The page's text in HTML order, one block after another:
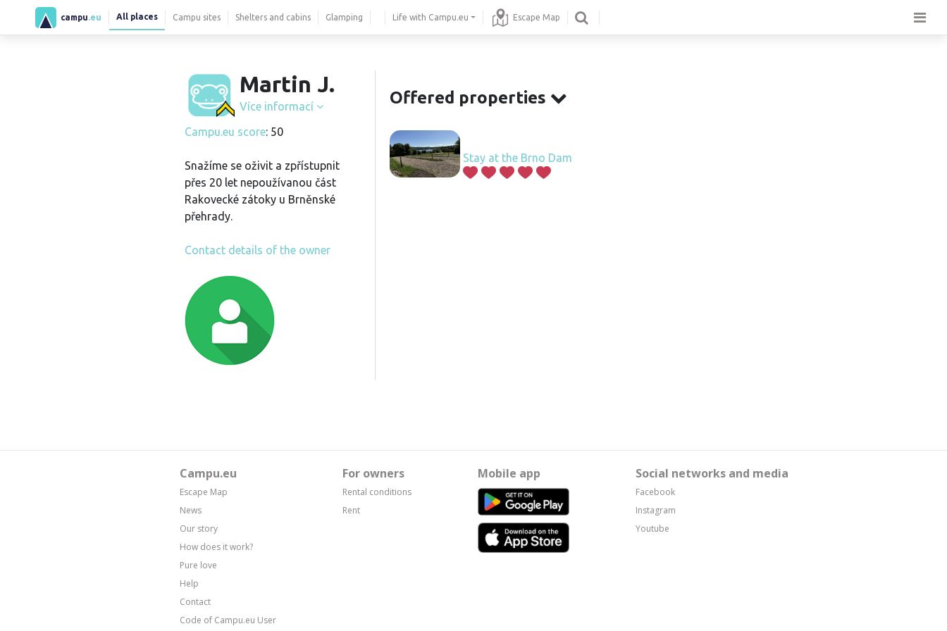
campu .eu All places Campu sites Shelters and cabins Glamping Life with Campu.eu Escape Map
Martin J.
Více informací
Campu.eu score: 50
Snažíme se oživit a zpřístupnit
přes 20 let nepoužívanou část
Rakovecké zátoky u Brněnské
přehrady.
Contact details of the owner
Offered properties
Stay at the Brno Dam
Campu.eu
Escape Map
News
Our story
How does it work?
Pure love
Help
Contact
Code of Campu.eu User
For owners
Rental conditions
Rent
Mobile app Social networks and media
Facebook
Instagram
Youtube